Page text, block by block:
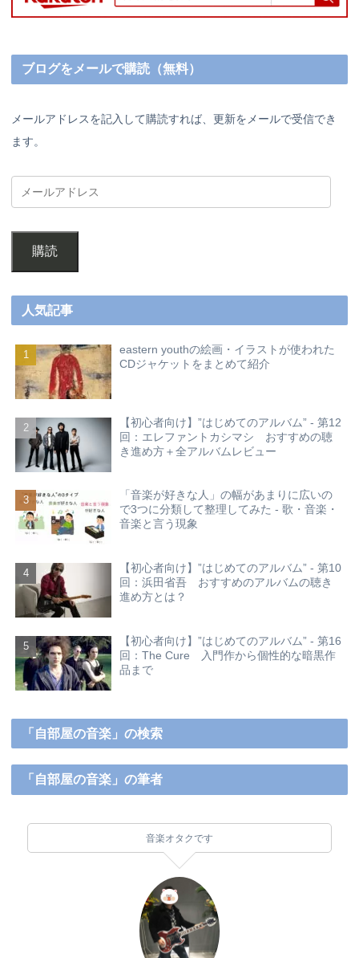
ブログをメールで購読（無料）
メールアドレスを記入して購読すれば、更新をメールで受信でき
ます。
購読
人気記事
eastern youthの絵画・イラストが使われた
CDジャケットをまとめて紹介
【初心者向け】”はじめてのアルバム” - 第12
回：エレファントカシマシ おすすめの聴
き進め方＋全アルバムレビュー
「音楽が好きな人」の幅があまりに広いの
で3つに分類して整理してみた - 歌・音楽・
音楽と言う現象
【初心者向け】”はじめてのアルバム” - 第10
回：浜田省吾 おすすめのアルバムの聴き
進め方とは？
【初心者向け】”はじめてのアルバム” - 第16
回：The Cure 入門作から個性的な暗黒作
品まで
「自部屋の音楽」の検索
「自部屋の音楽」の筆者
音楽オタクです